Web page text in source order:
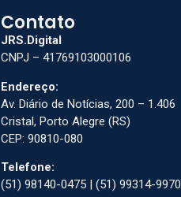
Contato
JRS.Digital
CNPJ – 41769103000106
Endereço:
Av. Diário de Notícias, 200 – 1.406
Cristal, Porto Alegre (RS)
CEP: 90810-080
Telefone:
(51) 98140-0475 | (51) 99314-9970